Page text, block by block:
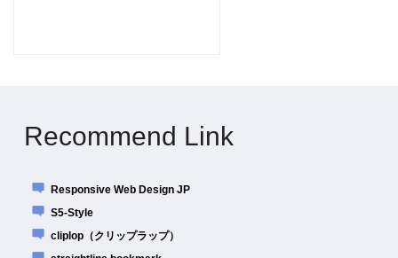
Recommend Link
Responsive Web Design JP
S5-Style
cliplop（クリップラップ）